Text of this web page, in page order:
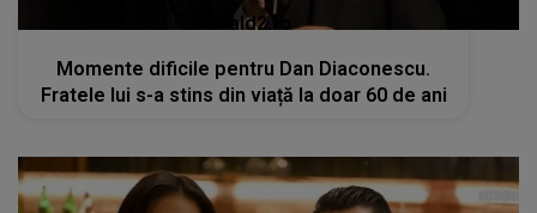
kanald2.ro
Momente dificile pentru Dan Diaconescu.
Fratele lui s-a stins din viață la doar 60 de ani